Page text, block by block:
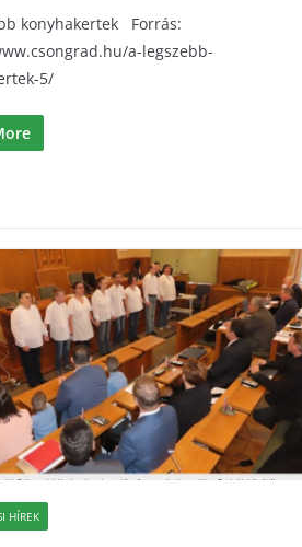
konyhakertek Forrás:
a-legszebb-
5/
HÍREK